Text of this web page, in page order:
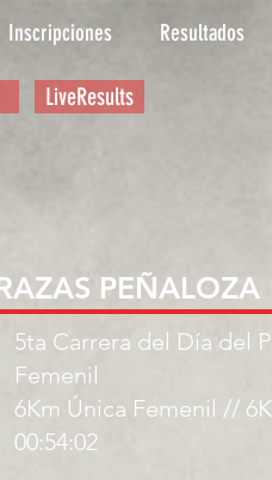
Inscripciones Resultados
LiveResults
PEÑALOZA
5ta Carrera del Día del
Femenil
6Km Única Femenil //
00:54:02